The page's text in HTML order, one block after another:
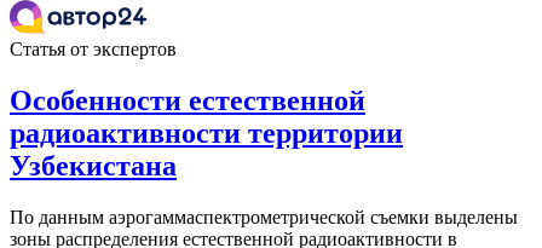
Статья от экспертов
Особенности естественной
радиоактивности территории
Узбекистана
По данным аэрогаммаспектрометрической съемки выделены
зоны распределения естественной радиоактивности в